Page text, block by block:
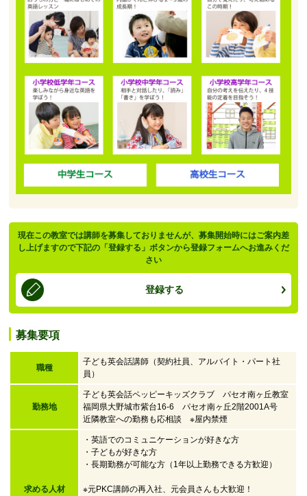
現在この教室では講師を募集しておりませんが、募集開始時にはご案内差
し上げますので下記の「登録する」ボタンから登録フォームへお進みくだ
さい
登録する
募集要項
職種
子ども英会話講師（契約社員、アルバイト・パート社
員）
勤務地
子ども英会話ペッピーキッズクラブ パセオ南ヶ丘教室
福岡県大野城市紫台16-6 パセオ南ヶ丘2階2001A号
近隣教室への勤務も応相談 ※屋内禁煙
求める人材
・英語でのコミュニケーションが好きな方
・子どもが好きな方
・長期勤務が可能な方（1年以上勤務できる方歓迎）
※元PKC講師の再入社、元会員さんも大歓迎！